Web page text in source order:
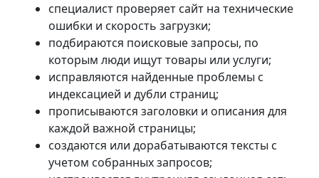
специалист проверяет сайт на технические
ошибки и скорость загрузки;
подбираются поисковые запросы, по
которым люди ищут товары или услуги;
исправляются найденные проблемы с
индексацией и дубли страниц;
прописываются заголовки и описания для
каждой важной страницы;
создаются или дорабатываются тексты с
учетом собранных запросов;